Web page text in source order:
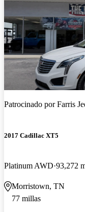
Patrocinado porFarris
2017 Cadillac XT5
Platinum AWD 93,272
Morristown, TN
77 millas